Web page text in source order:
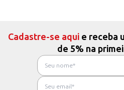
Cadastre-se aqui e receba
de 5% na